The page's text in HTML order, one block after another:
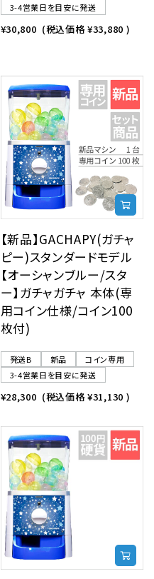
3-4営業日を目安に発送
¥30,800 (税込価格¥33,880 )
【新品】GACHAPY(ガチャ
ピー)スタンダードモデル
【オーシャンブルー/スタ
ー】ガチャガチャ 本体(専
用コイン仕様/コイン100
枚付)
発送B 新品
コイン専用
3-4営業日を目安に発送
¥28,300 (税込価格¥31,130 )